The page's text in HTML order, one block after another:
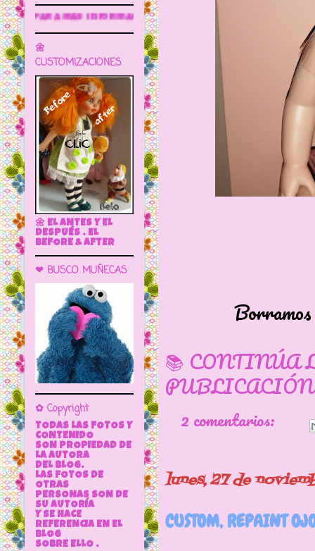
Borramos
📚 CONTINÚA
2 comentarios:
lunes, 27 de
CUSTOM, REPAINT
Sigue este blog para más
🌼
CUSTOMIZACIONES
🌼 EL ANTES Y EL
DESPUÉS . EL
BEFORE & AFTER
❤ BUSCO MUÑECAS
✿ Copyright
TODAS LAS FOTOS Y
CONTENIDO
SON PROPIEDAD DE
LA AUTORA
DEL BLOG.
LAS FOTOS DE
OTRAS
PERSONAS SON DE
SU AUTORÍA
Y SE HACE
REFERENCIA EN EL
BLOG
SOBRE ELLO .